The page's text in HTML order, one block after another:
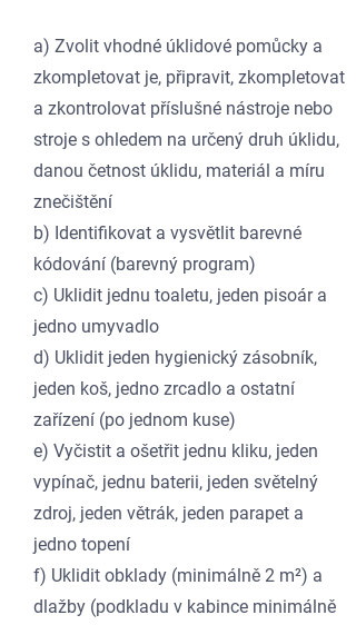
a) Zvolit vhodné úklidové pomůcky a
zkompletovat je, připravit, zkompletovat
a zkontrolovat příslušné nástroje nebo
stroje s ohledem na určený druh úklidu,
danou četnost úklidu, materiál a míru
znečištění
b) Identifikovat a vysvětlit barevné
kódování (barevný program)
c) Uklidit jednu toaletu, jeden pisoár a
jedno umyvadlo
d) Uklidit jeden hygienický zásobník,
jeden koš, jedno zrcadlo a ostatní
zařízení (po jednom kuse)
e) Vyčistit a ošetřit jednu kliku, jeden
vypínač, jednu baterii, jeden světelný
zdroj, jeden větrák, jeden parapet a
jedno topení
f) Uklidit obklady (minimálně 2 m²) a
dlažby (podkladu v kabince minimálně